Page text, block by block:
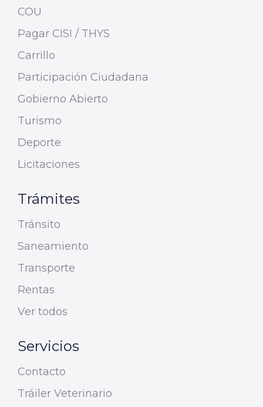
COU
Pagar CISI / THYS
Carrillo
Participación Ciudadana
Gobierno Abierto
Turismo
Deporte
Licitaciones
Trámites
Tránsito
Saneamiento
Transporte
Rentas
Ver todos
Servicios
Contacto
Tráiler Veterinario